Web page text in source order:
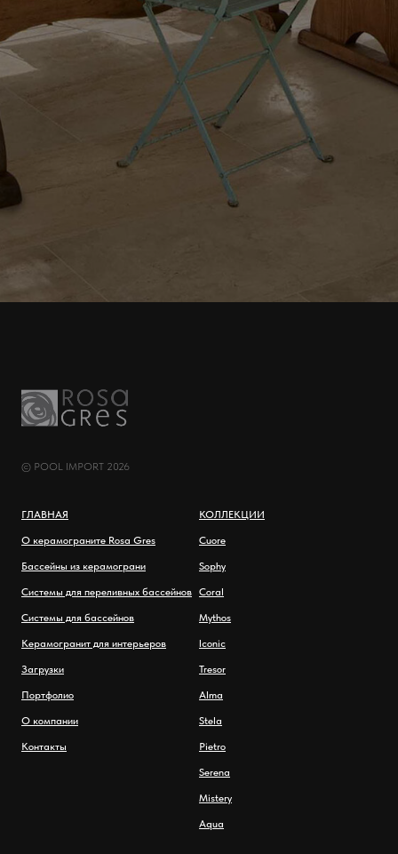
© POOL IMPORT 2026
ГЛАВНАЯ
О керамограните Rosa Gres
Бассейны из керамограни
Системы для переливных бассейнов
Системы для бассейнов
Керамогранит для интерьеров
Загрузки
Портфолио
О компании
Контакты
КОЛЛЕКЦИИ
Cuore
Sophy
Coral
Mythos
Iconic
Tresor
Alma
Stela
Pietro
Serena
Mistery
Aqua